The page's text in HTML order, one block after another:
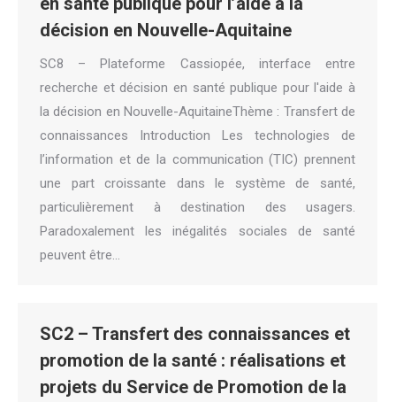
décision en Nouvelle-Aquitaine
SC8 – Plateforme Cassiopée, interface entre
recherche et décision en santé publique pour l'aide à
la décision en Nouvelle-AquitaineThème : Transfert de
connaissances Introduction Les technologies de
l’information et de la communication (TIC) prennent
une part croissante dans le système de santé,
particulièrement à destination des usagers.
Paradoxalement les inégalités sociales de santé
peuvent être…
SC2 – Transfert des connaissances et
promotion de la santé : réalisations et
projets du Service de Promotion de la